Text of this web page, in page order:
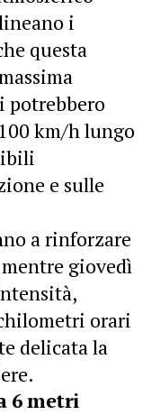
i
questa
potrebbero
km/h lungo
e sulle
a rinforzare
giovedì
orari
delicata la
6 metri